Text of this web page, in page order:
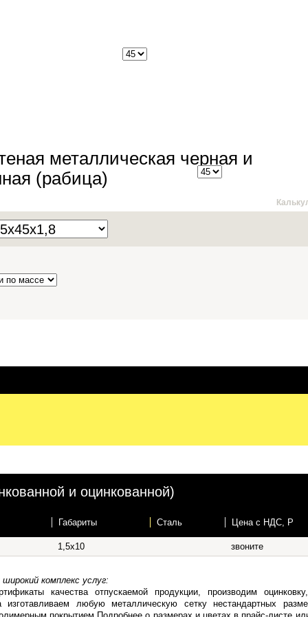
металлическая черная и
(рабица)
и оцинкованной)
Габариты Сталь Цена c НДС, Р
1,5х10 звоните
комплекс услуг:
качества отпускаемой продукции, производим
изготавливаем любую металлическую сетку нестандартных